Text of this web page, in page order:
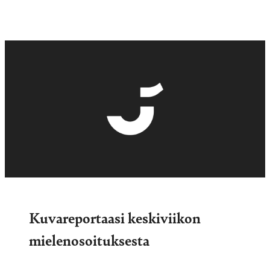
Kuvareportaasi keskiviikon
mielenosoituksesta